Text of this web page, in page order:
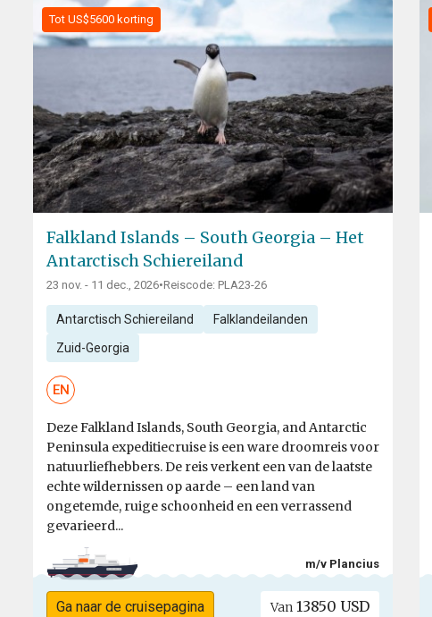
Tot US$5600 korting
Falkland Islands – South Georgia – Het
Antarctisch Schiereiland
23 nov. - 11 dec., 2026•Reiscode: PLA23-26
Antarctisch Schiereiland Falklandeilanden
Zuid-Georgia
EN
Deze Falkland Islands, South Georgia, and Antarctic
Peninsula expeditiecruise is een ware droomreis voor
natuurliefhebbers. De reis verkent een van de laatste
echte wildernissen op aarde – een land van
ongetemde, ruige schoonheid en een verrassend
gevarieerd...
m/v Plancius
Ga naar de cruisepagina Van 13850 USD